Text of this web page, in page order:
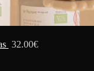
32.00€